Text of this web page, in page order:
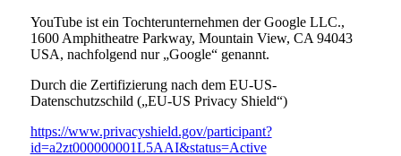
YouTube ist ein Tochterunternehmen der Google LLC.,
1600 Amphitheatre Parkway, Mountain View, CA 94043
USA, nachfolgend nur „Google“ genannt.
Durch die Zertifizierung nach dem EU-US-
Datenschutzschild („EU-US Privacy Shield“)
https://www.privacyshield.gov/participant?
id=a2zt000000001L5AAI&status=Active